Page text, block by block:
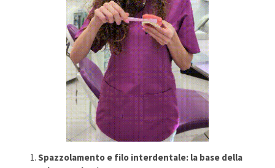
Spazzolamento e filo interdentale: la base della